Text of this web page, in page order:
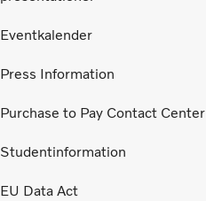
Eventkalender
Press Information
Purchase to Pay Contact Center
Studentinformation
EU Data Act